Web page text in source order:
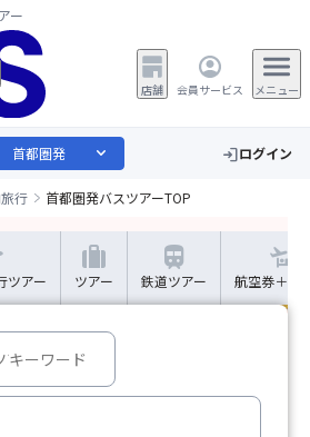
ー
店舗 会員サービス メニュー
首都圏発 expand_more loginログイン
行 首都圏発バスツアーTOP
＞8/21(金)緊急募集
ツアー
trip
ツアー
train
鉄道ツアー 航空券＋ホ